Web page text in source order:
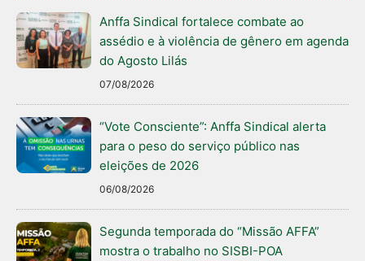
Anffa Sindical fortalece combate ao
assédio e à violência de gênero em agenda
do Agosto Lilás
07/08/2026
“Vote Consciente”: Anffa Sindical alerta
para o peso do serviço público nas
eleições de 2026
06/08/2026
Segunda temporada do “Missão AFFA”
mostra o trabalho no SISBI-POA